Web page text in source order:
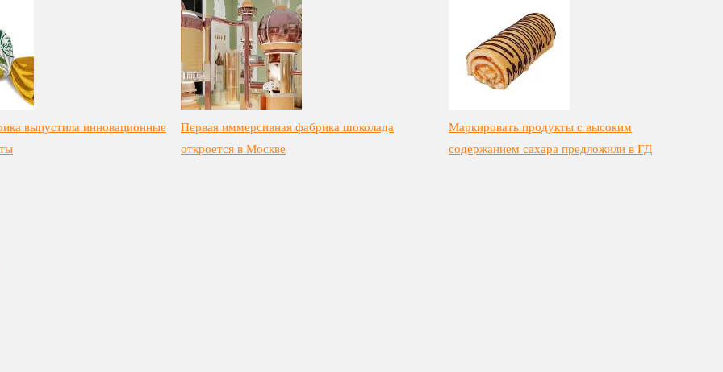
выпустила инновационные
Первая иммерсивная фабрика шоколада
откроется в Москве
Маркировать продукты с высоким
содержанием сахара предложили в ГД